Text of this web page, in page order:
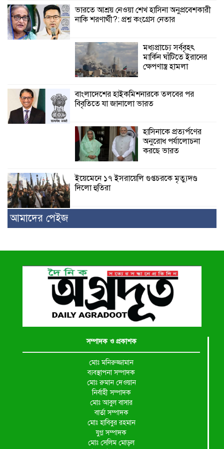
ভারতে আশ্রয় নেওয়া শেখ হাসিনা অনুপ্রবেশকারী
নাকি শরণার্থী?: প্রশ্ন কংগ্রেস নেতার
মধ্যপ্রাচ্যে সর্ববৃহৎ
মার্কিন ঘাঁটিতে ইরানের
ক্ষেপণাস্ত্র হামলা
বাংলাদেশের হাইকমিশনারকে তলবের পর
বিবৃতিতে যা জানালো ভারত
হাসিনাকে প্রত্যর্পণের
অনুরোধ পর্যালোচনা
করছে ভারত
ইয়েমেনে ১৭ ইসরায়েলি গুপ্তচরকে মৃত্যুদণ্ড
দিলো হুতিরা
আমাদের পেইজ
সম্পাদক ও প্রকাশক
মোঃ মনিরুজ্জামান
ব্যবস্থাপনা সম্পাদক
মোঃ রুমান দেওয়ান
নির্বাহী সম্পাদক
মোঃ আবুল বাসার
বার্তা সম্পাদক
মোঃ হাবিবুর রহমান
যুগ্ন সম্পাদক
মোঃ সেলিম মোড়ল